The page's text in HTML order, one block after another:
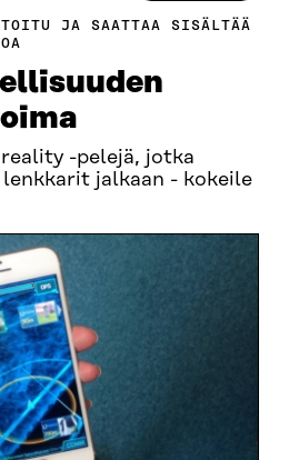
JA SAATTAA SISÄLTÄÄ
-pelejä, jotka
jalkaan - kokeile